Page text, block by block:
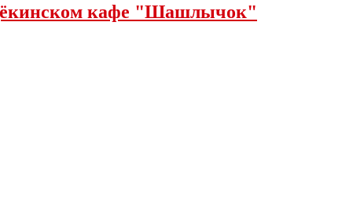
кафе "Шашлычок"